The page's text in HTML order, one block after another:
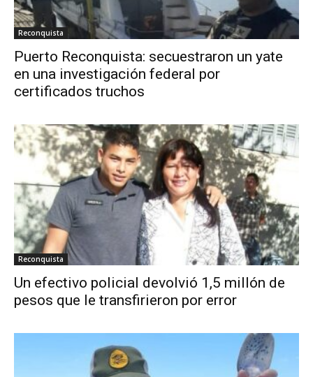
Reconquista
Puerto Reconquista: secuestraron un yate
en una investigación federal por
certificados truchos
Reconquista
Un efectivo policial devolvió 1,5 millón de
pesos que le transfirieron por error